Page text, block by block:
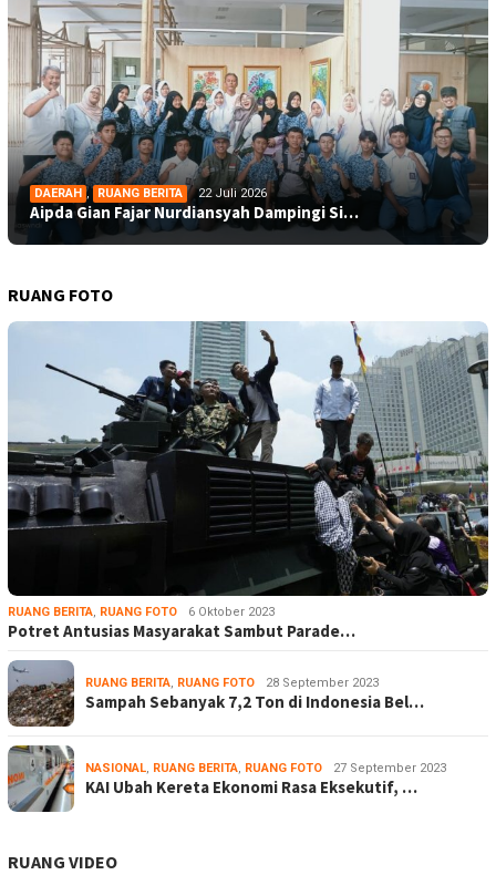
DAERAH , RUANG BERITA 22 Juli 2026
Aipda Gian Fajar Nurdiansyah Dampingi Si…
RUANG FOTO
RUANG BERITA, RUANG FOTO 6 Oktober 2023
Potret Antusias Masyarakat Sambut Parade…
RUANG BERITA, RUANG FOTO 28 September 2023
Sampah Sebanyak 7,2 Ton di Indonesia Bel…
NASIONAL, RUANG BERITA, RUANG FOTO 27 September 2023
KAI Ubah Kereta Ekonomi Rasa Eksekutif, …
RUANG VIDEO